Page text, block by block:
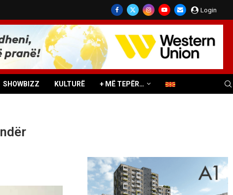
Login
SHOWBIZZ KULTURË + MË TEPËR…